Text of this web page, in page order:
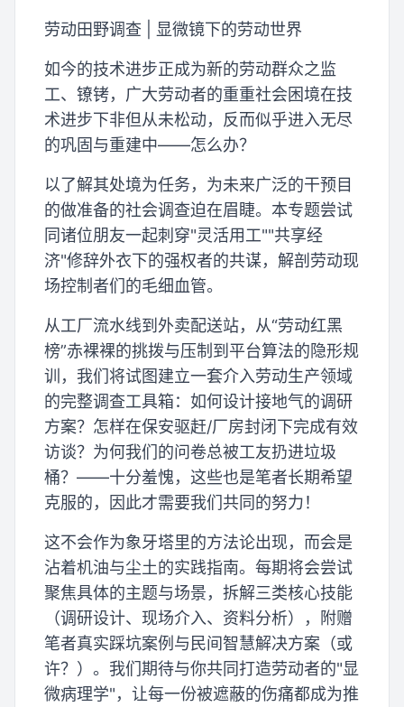
劳动田野调查 | 显微镜下的劳动世界
如今的技术进步正成为新的劳动群众之监
工、镣铐，广大劳动者的重重社会困境在技
术进步下非但从未松动，反而似乎进入无尽
的巩固与重建中——怎么办？
以了解其处境为任务，为未来广泛的干预目
的做准备的社会调查迫在眉睫。本专题尝试
同诸位朋友一起刺穿"灵活用工""共享经
济"修辞外衣下的强权者的共谋，解剖劳动现
场控制者们的毛细血管。
从工厂流水线到外卖配送站，从“劳动红黑
榜”赤裸裸的挑拨与压制到平台算法的隐形规
训，我们将试图建立一套介入劳动生产领域
的完整调查工具箱：如何设计接地气的调研
方案？怎样在保安驱赶/厂房封闭下完成有效
访谈？为何我们的问卷总被工友扔进垃圾
桶？——十分羞愧，这些也是笔者长期希望
克服的，因此才需要我们共同的努力！
这不会作为象牙塔里的方法论出现，而会是
沾着机油与尘土的实践指南。每期将会尝试
聚焦具体的主题与场景，拆解三类核心技能
（调研设计、现场介入、资料分析），附赠
笔者真实踩坑案例与民间智慧解决方案（或
许？）。我们期待与你共同打造劳动者的"显
微病理学"，让每一份被遮蔽的伤痛都成为推